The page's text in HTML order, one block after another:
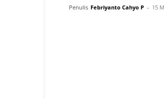
Penulis Febriyanto Cahyo P - 15